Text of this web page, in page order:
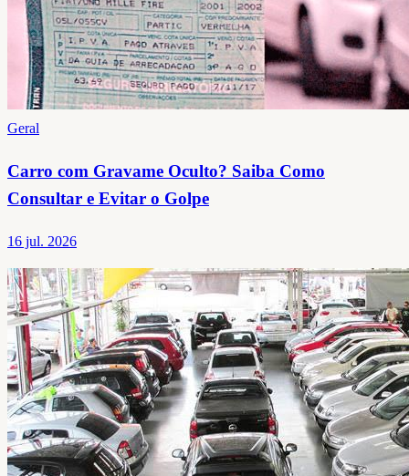
Geral
Carro com Gravame Oculto? Saiba Como
Consultar e Evitar o Golpe
16 jul. 2026